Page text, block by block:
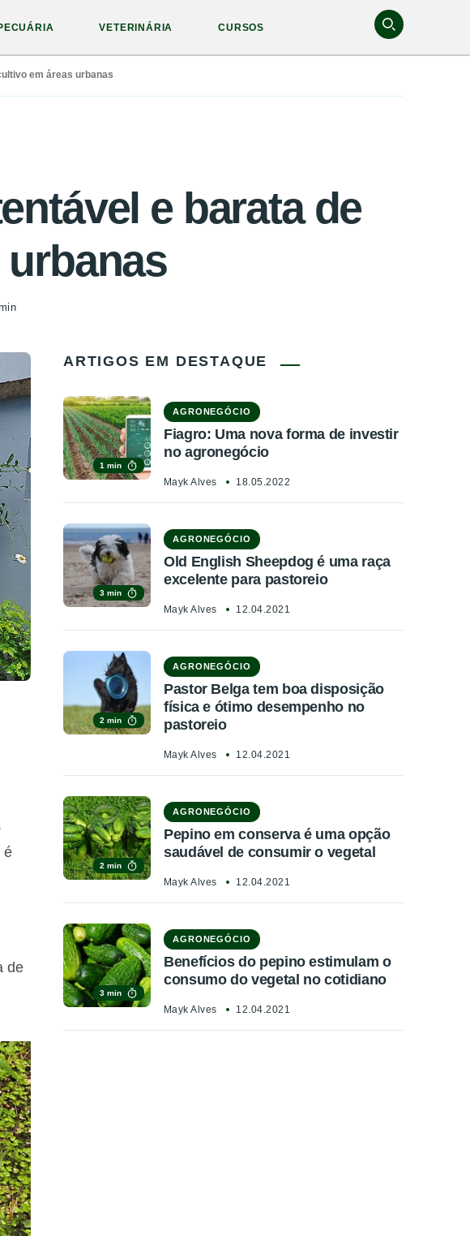
VETERINÁRIA CURSOS
em áreas urbanas
e barata de
é
de
ARTIGOS EM DESTAQUE
1 min
AGRONEGÓCIO
Fiagro: Uma nova forma de investir
no agronegócio
Mayk Alves 18.05.2022
3 min
AGRONEGÓCIO
Old English Sheepdog é uma raça
excelente para pastoreio
Mayk Alves 12.04.2021
2 min
AGRONEGÓCIO
Pastor Belga tem boa disposição
física e ótimo desempenho no
pastoreio
Mayk Alves 12.04.2021
2 min
AGRONEGÓCIO
Pepino em conserva é uma opção
saudável de consumir o vegetal
Mayk Alves 12.04.2021
3 min
AGRONEGÓCIO
Benefícios do pepino estimulam o
consumo do vegetal no cotidiano
Mayk Alves 12.04.2021